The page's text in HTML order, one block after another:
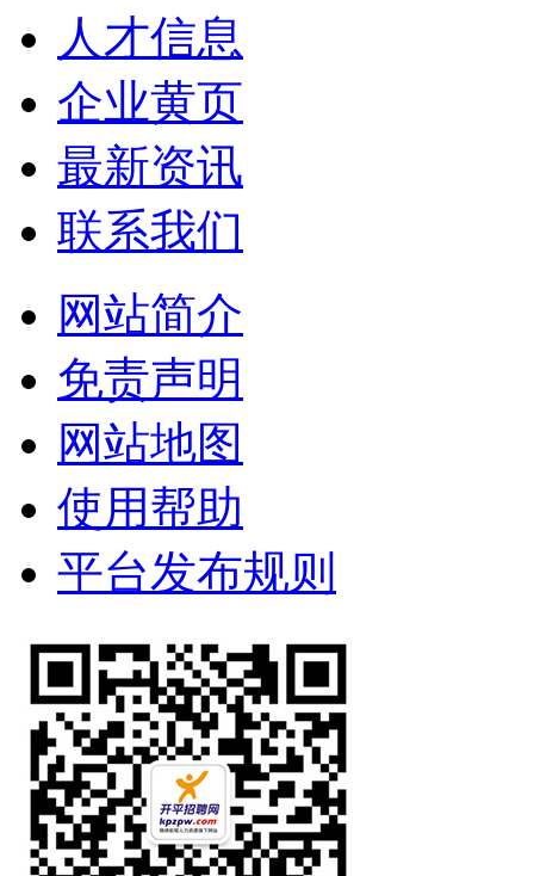
人才信息
企业黄页
最新资讯
联系我们
网站简介
免责声明
网站地图
使用帮助
平台发布规则